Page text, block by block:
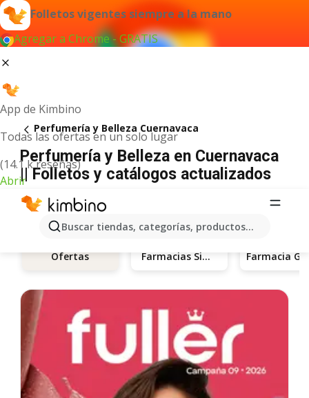
Folletos vigentes siempre a la mano
Agregar a Chrome - GRATIS
App de Kimbino
Todas las ofertas en un solo lugar
(14.1 k reseñas)
Abrir
Buscar tiendas, categorías, productos...
Perfumería y Belleza Cuernavaca
Perfumería y Belleza en Cuernavaca
|| Folletos y catálogos actualizados
Ofertas Farmacias Similares